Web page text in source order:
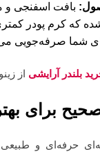
بافت اسفنجی و
که کرم پودر
شما صرفه‌جویی
بلندر آرایشی از
برای
حرفه‌ای و